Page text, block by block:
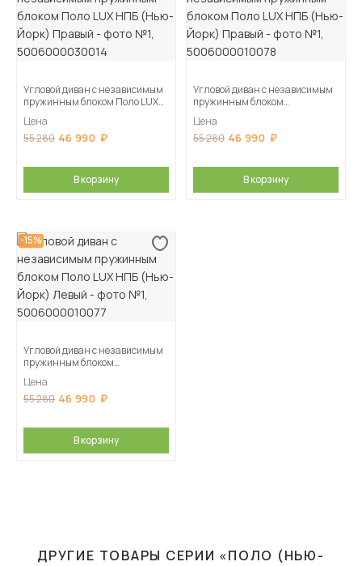
Угловой диван с независимым
пружинным блоком Поло LUX
Цена
55 280 46 990
В корзину
Угловой диван с независимым
пружинным блоком
Правый
Цена
55 280 46 990
В корзину
-15%
Угловой диван с независимым
пружинным блоком
Левый
Цена
55 280 46 990
В корзину
ДРУГИЕ ТОВАРЫ СЕРИИ «ПОЛО (НЬЮ-